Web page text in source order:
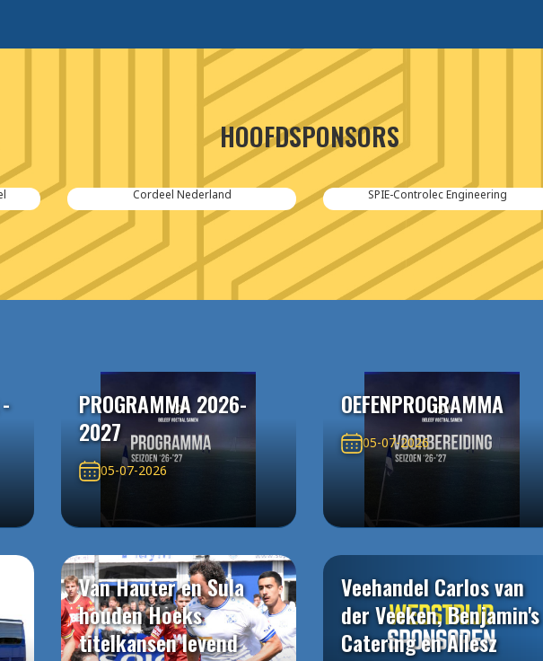
HOOFDSPONSORS
Cordeel Nederland SPIE-Controlec Engineering
PROGRAMMA 2026-
2027
05-07-2026
OEFENPROGRAMMA
05-07-2026
Van Hauter en Sula
houden Hoeks
titelkansen levend
Veehandel Carlos van
der Veeken, Benjamin's
Catering en Allesz